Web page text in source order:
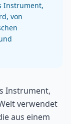
Instrument,
von
Instrument,
verwendet
aus einem